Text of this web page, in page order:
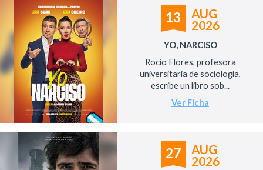
13
AUG
2026
YO, NARCISO
Rocío Flores, profesora
universitaria de sociología,
escribe un libro sob...
Ver Ficha
27
AUG
2026